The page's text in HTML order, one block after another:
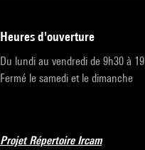
heures d'ouverture
Du lundi au vendredi de 9h30 à
Fermé le samedi et le dimanche
Projet Répertoire Ircam